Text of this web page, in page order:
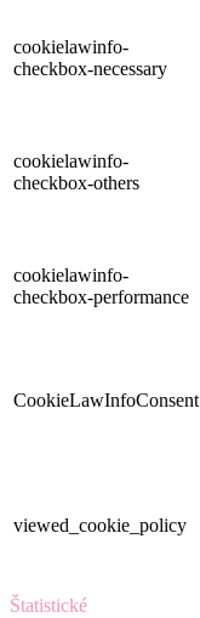
cookielawinfo-
checkbox-necessary
cookielawinfo-
checkbox-others
cookielawinfo-
checkbox-performance
CookieLawInfoConsent
viewed_cookie_policy
Štatistické